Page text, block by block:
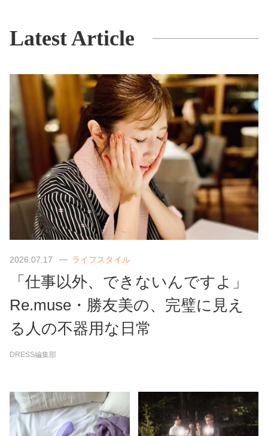
Latest Article
2026.07.17 ライフスタイル
「仕事以外、できないんですよ」
Re.muse・勝友美の、完璧に見え
る人の不器用な日常
DRESS編集部